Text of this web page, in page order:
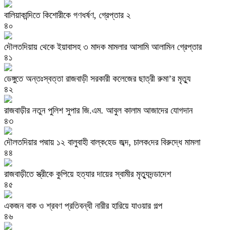
বালিয়াকান্দিতে কিশোরীকে গণধর্ষণ, গ্রেপ্তার ২
৪০
দৌলতদিয়ায় থেকে ইয়াবাসহ ৩ মাদক মামলার আসামি আলামিন গ্রেপ্তার
৪১
ডেঙ্গুতে অন্তঃস্বত্তা রাজবাড়ী সরকারী কলেজের ছাত্রী রুমা’র মৃত্যু
৪২
রাজবাড়ীর নতুন পুলিশ সুপার জি.এম. আবুল কালাম আজাদের যোগদান
৪৩
দৌলত‌দিয়ার পদ্মায় ১২ বালুবাহী বাল্ক‌হেড জব্দ, চালক‌দের বিরুদ্ধে মামলা
৪৪
রাজবাড়ীতে স্ত্রীকে কুপিয়ে হত্যার দায়ের স্বামীর মৃত্যুদন্ডাদেশ
৪৫
একজন বাক ও শ্রবণ প্রতিবন্ধী নারীর হারিয়ে যাওয়ার গল্প
৪৬